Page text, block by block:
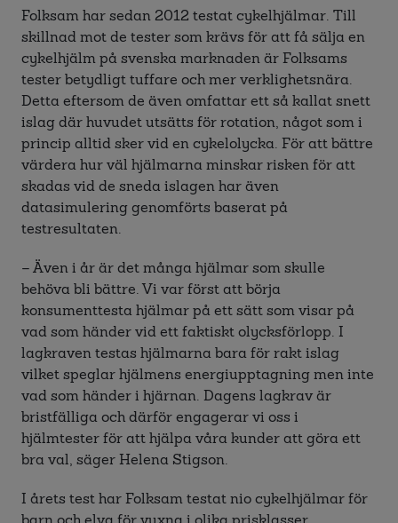
Folksam har sedan 2012 testat cykelhjälmar. Till
skillnad mot de tester som krävs för att få sälja en
cykelhjälm på svenska marknaden är Folksams
tester betydligt tuffare och mer verklighetsnära.
Detta eftersom de även omfattar ett så kallat snett
islag där huvudet utsätts för rotation, något som i
princip alltid sker vid en cykelolycka. För att bättre
värdera hur väl hjälmarna minskar risken för att
skadas vid de sneda islagen har även
datasimulering genomförts baserat på
testresultaten.
– Även i år är det många hjälmar som skulle
behöva bli bättre. Vi var först att börja
konsumenttesta hjälmar på ett sätt som visar på
vad som händer vid ett faktiskt olycksförlopp. I
lagkraven testas hjälmarna bara för rakt islag
vilket speglar hjälmens energiupptagning men inte
vad som händer i hjärnan. Dagens lagkrav är
bristfälliga och därför engagerar vi oss i
hjälmtester för att hjälpa våra kunder att göra ett
bra val, säger Helena Stigson.
I årets test har Folksam testat nio cykelhjälmar för